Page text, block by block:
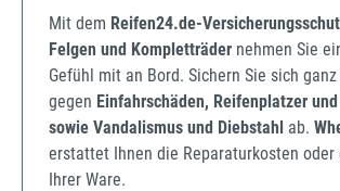
Mit dem Reifen24.de-
Felgen und Kompletträder nehmen Sie
Gefühl mit an Bord. Sichern Sie sich
gegen Einfahrschäden, Reifenplatzer
sowie Vandalismus und Diebstahl ab.
erstattet Ihnen die Reparaturkosten oder
Ihrer Ware.